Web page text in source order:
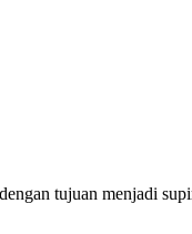
tujuan menjadi